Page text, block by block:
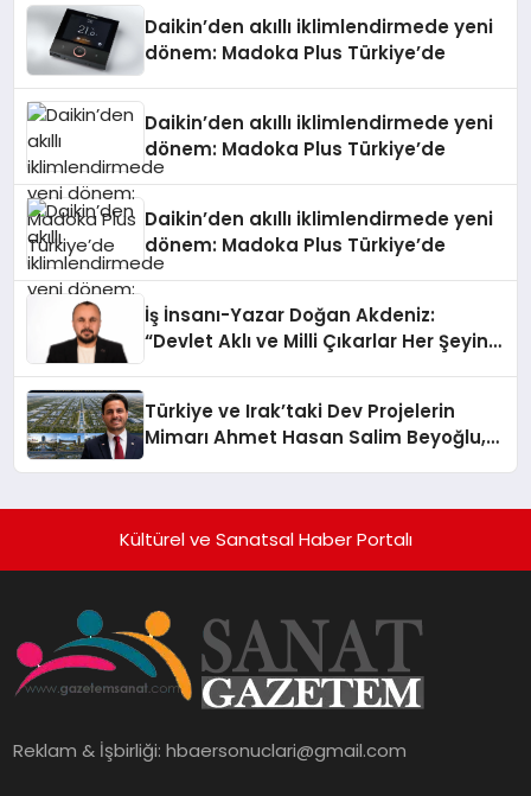
Daikin’den akıllı iklimlendirmede yeni
dönem: Madoka Plus Türkiye’de
Daikin’den akıllı iklimlendirmede yeni
dönem: Madoka Plus Türkiye’de
Daikin’den akıllı iklimlendirmede yeni
dönem: Madoka Plus Türkiye’de
İş İnsanı-Yazar Doğan Akdeniz:
“Devlet Aklı ve Milli Çıkarlar Her Şeyin
Türkiye ve Irak’taki Dev Projelerin
Mimarı Ahmet Hasan Salim Beyoğlu,
Hayata Geçirecek
Kültürel ve Sanatsal Haber Portalı
Reklam & İşbirliği:hbaersonuclari@gmail.com